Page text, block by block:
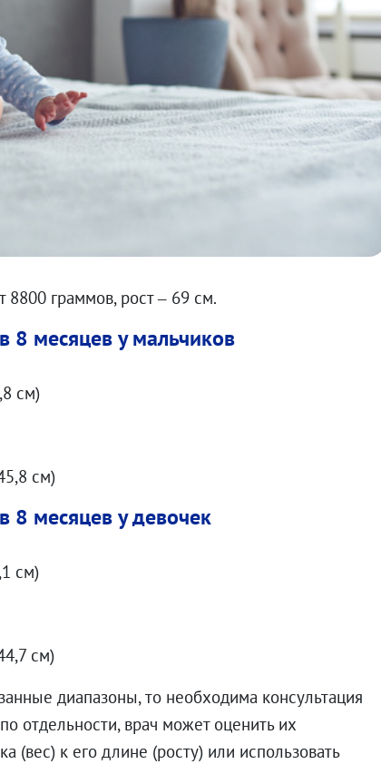
8800 граммов, рост – 69 см.
8 месяцев у мальчиков
см)
см)
8 месяцев у девочек
см)
см)
диапазоны, то необходима консультация
отдельности, врач может оценить их
(вес) к его длине (росту) или использовать